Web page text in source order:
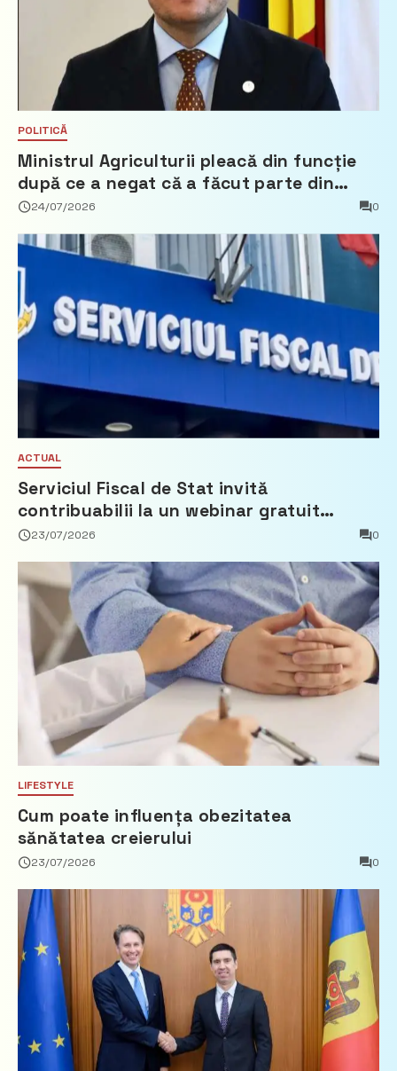
POLITICĂ
Ministrul Agriculturii pleacă din funcție
după ce a negat că a făcut parte din
Partidul Democrat
24/07/2026 0
ACTUAL
Serviciul Fiscal de Stat invită
contribuabilii la un webinar gratuit
privind calculul impozitului pe bunurile
23/07/2026 0
LIFESTYLE
Cum poate influența obezitatea
sănătatea creierului
23/07/2026 0